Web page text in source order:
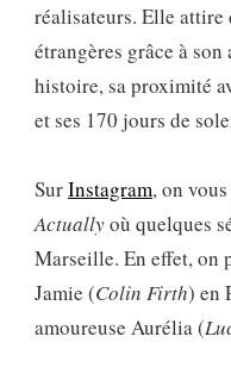
réalisateurs. Elle attire
étrangères grâce à
histoire, sa proximité
et ses 170 jours de
SurInstagram, on
Actuallyoù quelques
Marseille. En effet, on
Jamie (Colin Firth) en
amoureuse Aurélia (